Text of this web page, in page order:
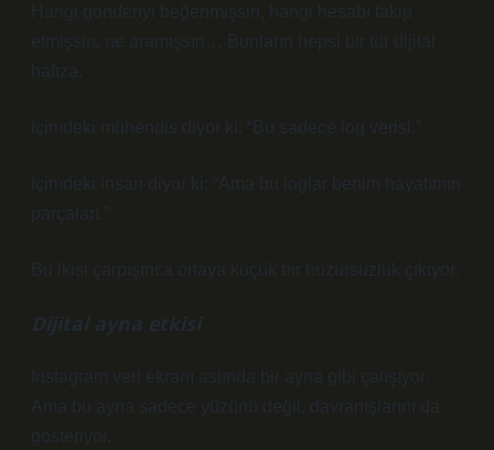
Hangi gönderiyi beğenmişsin, hangi hesabı takip
etmişsin, ne aramışsın… Bunların hepsi bir tür dijital
hafıza.
İçimdeki mühendis diyor ki: “Bu sadece log verisi.”
İçimdeki insan diyor ki: “Ama bu loglar benim hayatımın
parçaları.”
Bu ikisi çarpışınca ortaya küçük bir huzursuzluk çıkıyor.
Dijital ayna etkisi
Instagram veri ekranı aslında bir ayna gibi çalışıyor.
Ama bu ayna sadece yüzünü değil, davranışlarını da
gösteriyor.